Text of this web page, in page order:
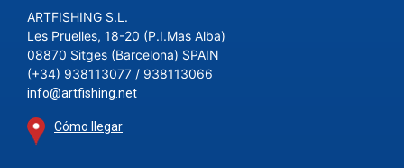
ARTFISHING S.L.
Les Pruelles, 18-20 (P.I.Mas Alba)
08870 Sitges (Barcelona) SPAIN
(+34) 938113077 / 938113066
info@artfishing.net
Cómo llegar